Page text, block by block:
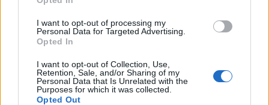
I want to opt-out of processing my
Personal Data for Targeted Advertising.
Opted In
I want to opt-out of Collection, Use,
Retention, Sale, and/or Sharing of my
Personal Data that Is Unrelated with the
Purposes for which it was collected.
Opted Out